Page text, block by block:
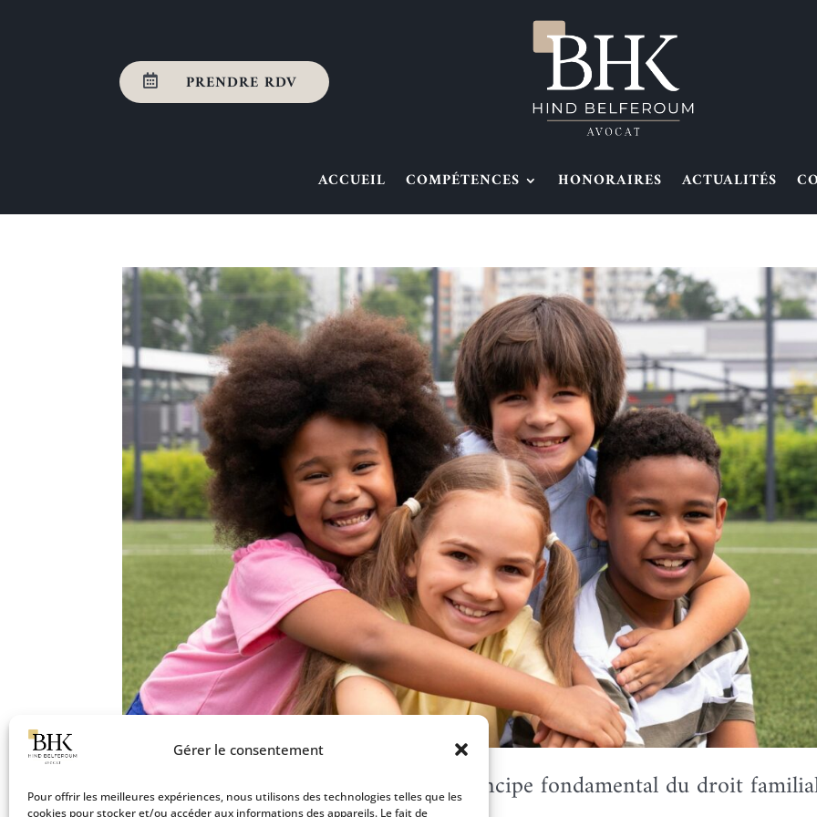
Gérer le consentement
Pour offrir les meilleures expériences, nous utilisons des technologies telles que les
cookies pour stocker et/ou accéder aux informations des appareils. Le fait de
 PRENDRE RDV
ACCUEIL COMPÉTENCES HONORAIRES ACTUALITÉS
L’intérêt supérieur de l’enfant : un principe fondamental du droit